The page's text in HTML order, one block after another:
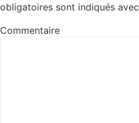
obligatoires sont indiqués avec
Commentaire